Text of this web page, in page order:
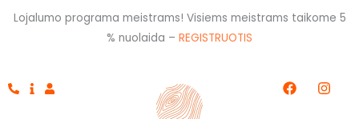
Pereiti
Lojalumo programa meistrams! Visiems meistrams taikome 5
% nuolaida – REGISTRUOTIS
F
a
I
n